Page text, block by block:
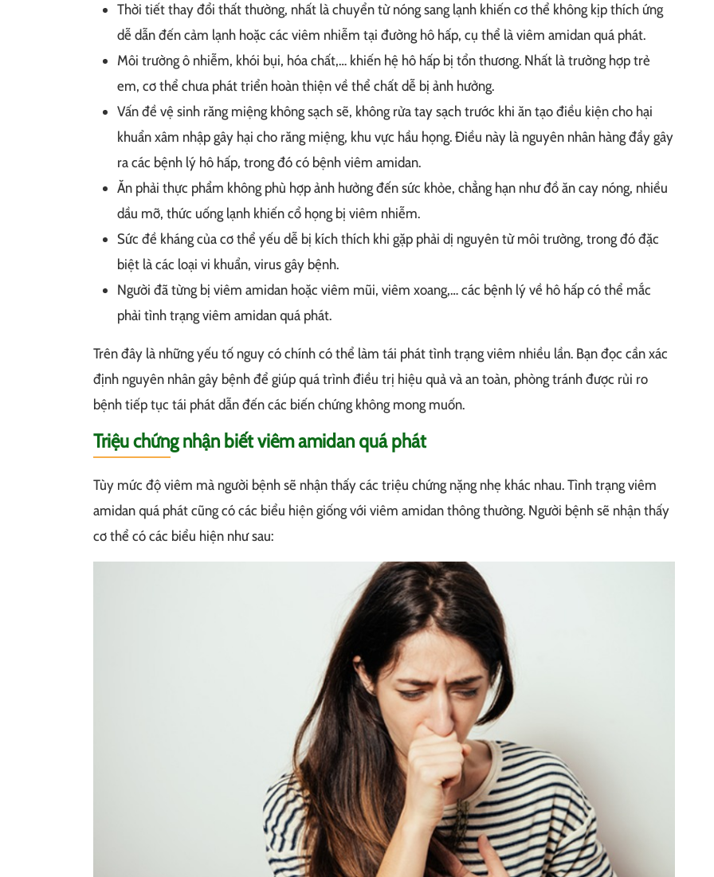
Thời tiết thay đổi thất thường, nhất là chuyển từ nóng sang lạnh khiến cơ thể không kịp thích ứng
dễ dẫn đến cảm lạnh hoặc các viêm nhiễm tại đường hô hấp, cụ thể là viêm amidan quá phát.
Môi trường ô nhiễm, khói bụi, hóa chất,… khiến hệ hô hấp bị tổn thương. Nhất là trường hợp trẻ
em, cơ thể chưa phát triển hoàn thiện về thể chất dễ bị ảnh hưởng.
Vấn đề vệ sinh răng miệng không sạch sẽ, không rửa tay sạch trước khi ăn tạo điều kiện cho hại
khuẩn xâm nhập gây hại cho răng miệng, khu vực hầu họng. Điều này là nguyên nhân hàng đầy gây
ra các bệnh lý hô hấp, trong đó có bệnh viêm amidan.
Ăn phải thực phẩm không phù hợp ảnh hưởng đến sức khỏe, chẳng hạn như đồ ăn cay nóng, nhiều
dầu mỡ, thức uống lạnh khiến cổ họng bị viêm nhiễm.
Sức đề kháng của cơ thể yếu dễ bị kích thích khi gặp phải dị nguyên từ môi trường, trong đó đặc
biệt là các loại vi khuẩn, virus gây bệnh.
Người đã từng bị viêm amidan hoặc viêm mũi, viêm xoang,… các bệnh lý về hô hấp có thể mắc
phải tình trạng viêm amidan quá phát.
Trên đây là những yếu tố nguy có chính có thể làm tái phát tình trạng viêm nhiều lần. Bạn đọc cần xác
định nguyên nhân gây bệnh để giúp quá trình điều trị hiệu quả và an toàn, phòng tránh được rủi ro
bệnh tiếp tục tái phát dẫn đến các biến chứng không mong muốn.
Triệu chứng nhận biết viêm amidan quá phát
Tùy mức độ viêm mà người bệnh sẽ nhận thấy các triệu chứng nặng nhẹ khác nhau. Tình trạng viêm
amidan quá phát cũng có các biểu hiện giống với viêm amidan thông thường. Người bệnh sẽ nhận thấy
cơ thể có các biểu hiện như sau: